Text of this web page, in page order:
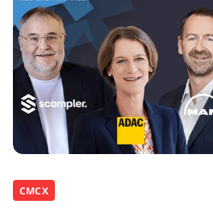
CMCX